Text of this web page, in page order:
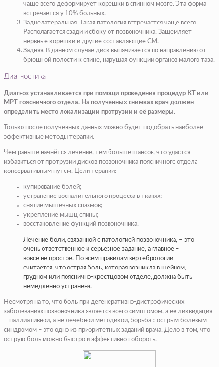
чаще всего деформирует корешки в спинном мозге. Эта форма
встречается у 10% больных.
Заднелатеральная. Такая патология встречается чаще всего.
Располагается сзади и сбоку от позвоночника. Защемляет
нервные корешки и другие составляющие СМ.
Задняя. В данном случае диск выпячивается по направлению от
брюшной полости к спине, нарушая функции органов малого таза.
Диагностика
Диагноз устанавливается при помощи проведения процедур КТ или
МРТ поясничного отдела. На полученных снимках врач должен
определить место локализации протрузии и её размеры.
Только после полученных данных можно будет подобрать наиболее
эффективные методы терапии.
Чем раньше начнётся лечение, тем больше шансов, что удастся
избавиться от протрузии дисков позвоночника поясничного отдела
консервативным путем. Цели терапии:
купирование болей;
устранение воспалительного процесса в тканях;
снятие мышечных спазмов;
укрепление мышц спины;
восстановление функций позвоночника.
Лечение боли, связанной с патологией позвоночника, – это
очень ответственное и серьезное задание, а главное –
вовсе не простое. По всем правилам вертебрологии
считается, что острая боль, которая возникла в шейном,
грудном или пояснично-крестцовом отделе, должна быть
немедленно устранена.
Несмотря на то, что боль при дегенеративно-дистрофических
заболеваниях позвоночника является всего симптомом, а ее ликвидация
– паллиативной, а не лечебной методикой, борьба с острым болевым
синдромом – это одно из приоритетных заданий врача. Дело в том, что
острую боль можно быстро и эффективно побороть.